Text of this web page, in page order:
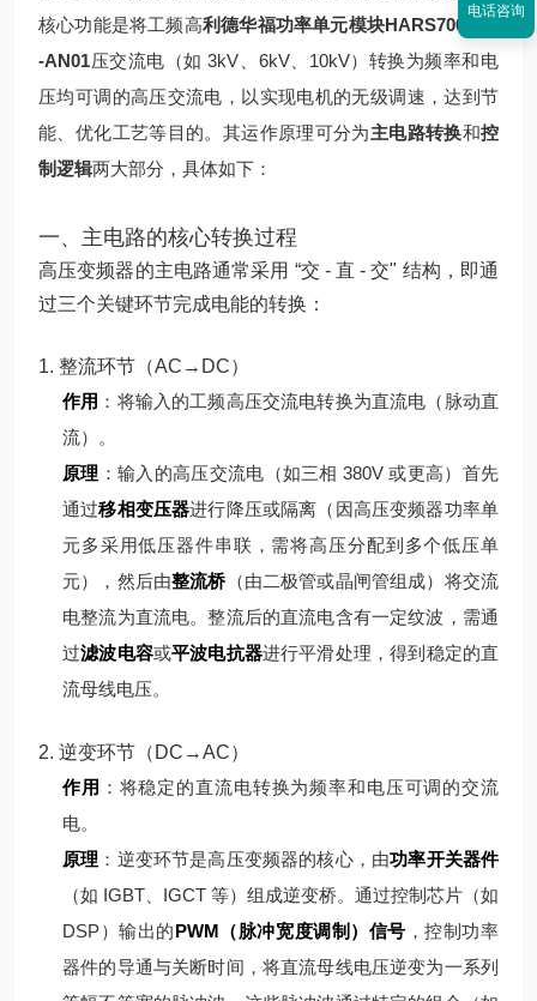
核心功能是将工频高利德华福功率单元模块HARS700/240
-AN01压交流电（如 3kV、6kV、10kV）转换为频率和电
压均可调的高压交流电，以实现电机的无级调速，达到节
能、优化工艺等目的。其运作原理可分为主电路转换和控
制逻辑两大部分，具体如下：
一、主电路的核心转换过程
高压变频器的主电路通常采用 “交 - 直 - 交" 结构，即通
过三个关键环节完成电能的转换：
1. 整流环节（AC→DC）
作用 ：将输入的工频高压交流电转换为直流电（脉动直
流）。
原理 ： 输入的高压交流电（如三相 380V 或更高）首先
通过移相变压器进行降压或隔离（因高压变频器功率单
元多采用低压器件串联，需将高压分配到多个低压单
元），然后由整流桥（由二极管或晶闸管组成）将交流
电整流为直流电。整流后的直流电含有一定纹波，需通
过滤波电容或平波电抗器进行平滑处理，得到稳定的直
流母线电压。
2. 逆变环节（DC→AC）
作用 ：将稳定的直流电转换为频率和电压可调的交流
电。
原理 ： 逆变环节是高压变频器的核心，由功率开关器件
（如 IGBT、IGCT 等）组成逆变桥。通过控制芯片（如
DSP）输出的PWM（脉冲宽度调制）信号 ，控制功率
器件的导通与关断时间，将直流母线电压逆变为一系列
电话咨询